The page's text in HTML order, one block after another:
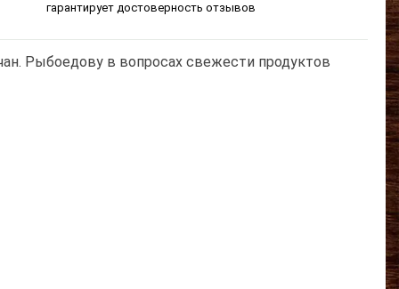
гарантирует достоверность отзывов
Рыбоедову в вопросах свежести продуктов